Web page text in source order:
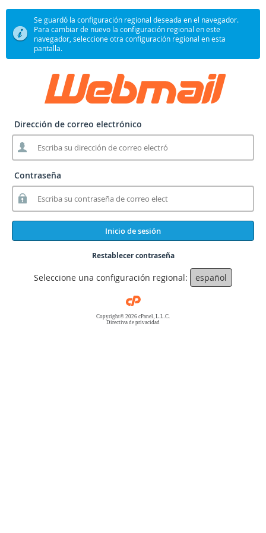
Se guardó la configuración regional deseada en el navegador.
Para cambiar de nuevo la configuración regional en este
navegador, seleccione otra configuración regional en esta
pantalla.
Dirección de correo electrónico
Contraseña
Inicio de sesión
Restablecer contraseña
Seleccione una configuración regional: español
Copyright© 2026 cPanel, L.L.C.
Directiva de privacidad